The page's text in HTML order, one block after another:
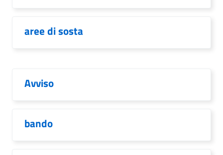
aree di sosta
Avviso
bando